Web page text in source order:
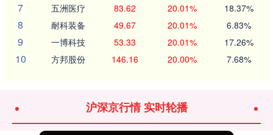
7 五洲医疗 83.62 20.01% 18.37%
8 耐科装备 49.67 20.01% 6.83%
9 一博科技 53.33 20.01% 17.26%
10 方邦股份 146.16 20.00% 7.68%
沪深京行情 实时轮播